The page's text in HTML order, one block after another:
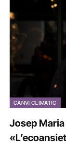
CANVI CLIMÀTIC
Josep